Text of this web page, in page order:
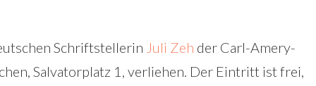
Schriftstellerin Juli Zeh der Carl-Amery-
Salvatorplatz 1, verliehen. Der Eintritt ist frei,